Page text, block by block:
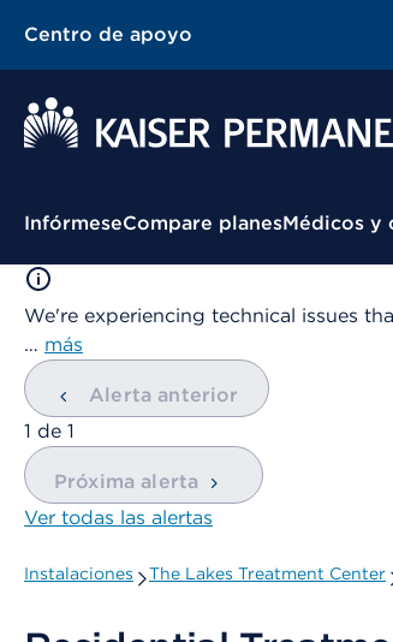
Centro de apoyo
Menú contextual
InfórmeseCompare planesMédicos y
We're experiencing technical issues
… más
Alerta anterior
mostrando
1 de 1
Próxima alerta
Ver todas las alertas
Instalaciones The Lakes Treatment Center